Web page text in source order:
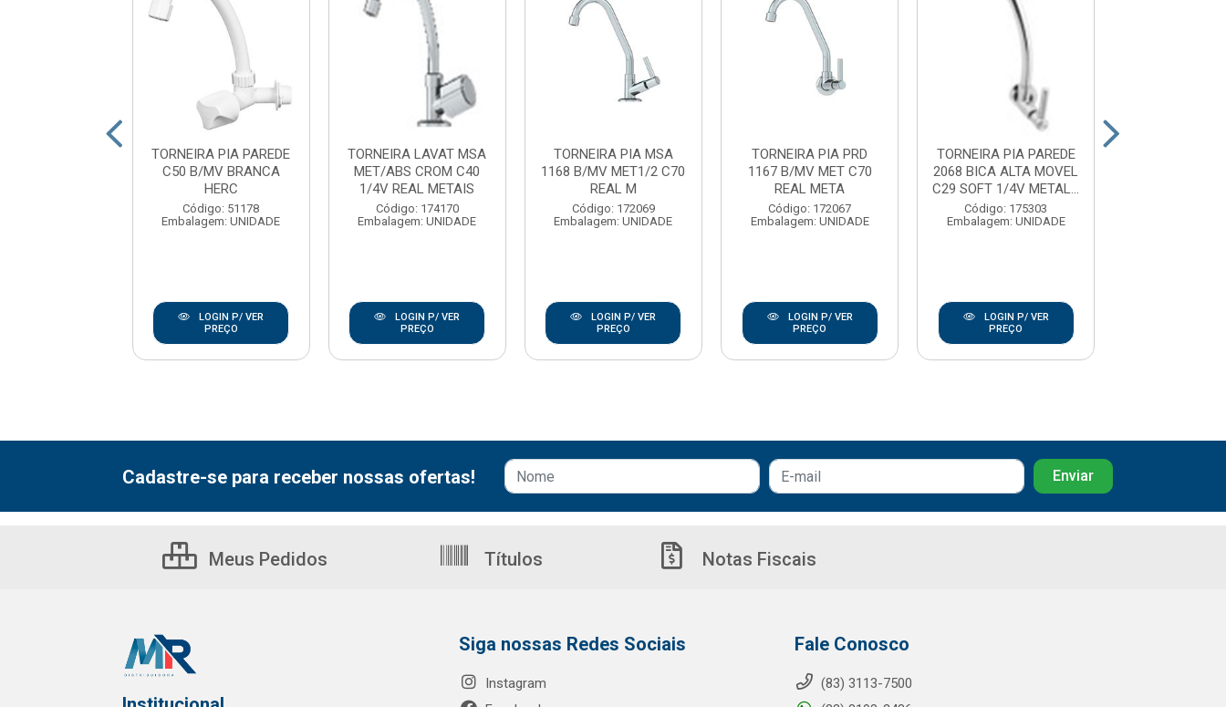
TORNEIRA PIA PAREDE
C50 B/MV BRANCA
HERC
Código: 51178
Embalagem: UNIDADE
LOGIN P/ VER
PREÇO
TORNEIRA LAVAT MSA
MET/ABS CROM C40
1/4V REAL METAIS
Código: 174170
Embalagem: UNIDADE
LOGIN P/ VER
PREÇO
TORNEIRA PIA MSA
1168 B/MV MET1/2 C70
REAL M
Código: 172069
Embalagem: UNIDADE
LOGIN P/ VER
PREÇO
TORNEIRA PIA PRD
1167 B/MV MET C70
REAL META
Código: 172067
Embalagem: UNIDADE
LOGIN P/ VER
PREÇO
TORNEIRA PIA PAREDE
2068 BICA ALTA MOVEL
C29 SOFT 1/4V METAL...
Código: 175303
Embalagem: UNIDADE
LOGIN P/ VER
PREÇO
Cadastre-se para receber nossas ofertas!
Meus Pedidos Títulos Notas Fiscais
Siga nossas Redes Sociais
Instagram
Fale Conosco
(83) 3113-7500